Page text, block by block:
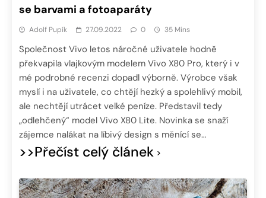
se barvami a fotoaparáty
Adolf Pupík 27.09.2022 0 35 Mins
Společnost Vivo letos náročné uživatele hodně
překvapila vlajkovým modelem Vivo X80 Pro, který i v
mé podrobné recenzi dopadl výborně. Výrobce však
myslí i na uživatele, co chtějí hezký a spolehlivý mobil,
ale nechtějí utrácet velké peníze. Představil tedy
„odlehčený“ model Vivo X80 Lite. Novinka se snaží
zájemce nalákat na líbivý design s měnící se…
>>Přečíst celý článek